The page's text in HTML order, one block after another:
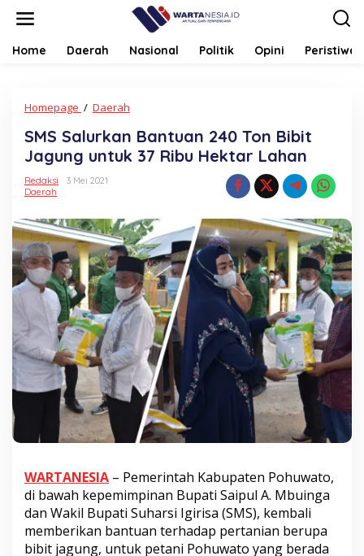
Home Daerah Nasional Politik Opini Peristiwa
Homepage / Daerah
Bantuan
240
Ton
37
Ribu
Hektar
Lahan
SMS Salurkan Bantuan 240 Ton Bibit
Jagung untuk 37 Ribu Hektar Lahan
Redaksi
3 Mei 2021
Daerah
WARTANESIA – Pemerintah Kabupaten Pohuwato,
di bawah kepemimpinan Bupati Saipul A. Mbuinga
dan Wakil Bupati Suharsi Igirisa (SMS), kembali
memberikan bantuan terhadap pertanian berupa
bibit jagung, untuk petani Pohuwato yang berada